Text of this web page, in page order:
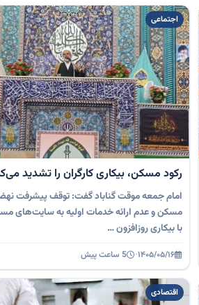
اجتماعی
رکود مسکن، بیکاری کارگران را تشدید
امام جمعه موقت گناباد گفت: توقف پیشرفت
مسکن و عدم ارائه خدمات اولیه به سایت‌های
با بیکاری روزافزون …
۱۴۰۵/۰۵/۱۶· 5 ساعت پیش
اقتصادی